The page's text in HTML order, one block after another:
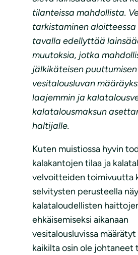
tilanteissa mahdollista.
tarkistaminen
tavalla edellyttää
muutoksia, jotka
jälkikäteisen puuttumisen
vesitalousluvan
laajemmin ja
kalatalousmaksun
haltijalle.
Kuten muistiossa hyvin
kalakantojen tilaa ja
velvoitteiden toimivuutta
selvitysten perusteella
kalataloudellisten
ehkäisemiseksi aikanaan
vesitalousluvissa
kaikilta osin ole johtaneet